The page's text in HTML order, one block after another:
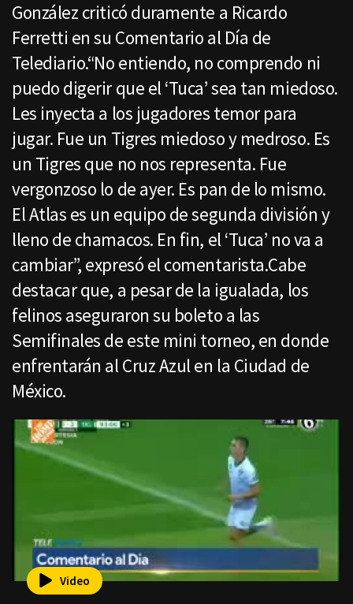
González criticó duramente a Ricardo
Ferretti en su Comentario al Día de
Telediario.“No entiendo, no comprendo ni
puedo digerir que el ‘Tuca’ sea tan miedoso.
Les inyecta a los jugadores temor para
jugar. Fue un Tigres miedoso y medroso. Es
un Tigres que no nos representa. Fue
vergonzoso lo de ayer. Es pan de lo mismo.
El Atlas es un equipo de segunda división y
lleno de chamacos. En fin, el ‘Tuca’ no va a
cambiar”, expresó el comentarista.Cabe
destacar que, a pesar de la igualada, los
felinos aseguraron su boleto a las
Semifinales de este mini torneo, en donde
enfrentarán al Cruz Azul en la Ciudad de
México.
Video